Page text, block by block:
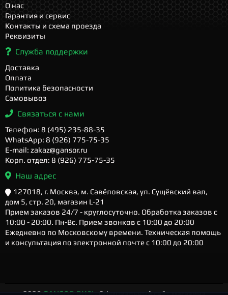
О нас
Гарантия и сервис
Контакты и схема проезда
Реквизиты
Служба поддержки
Доставка
Оплата
Политика безопасности
Самовывоз
Связаться с нами
Телефон: 8 (495) 235-88-35
WhatsApp: 8 (926) 775-75-35
E-mail: zakaz@gansor.ru
Корп. отдел: 8 (926) 775-75-35
Наш адрес
127018, г. Москва, м. Савёловская, ул. Сущёвский вал,
дом 5, стр. 20, магазин L-21
Прием заказов 24/7 - круглосуточно. Обработка заказов с
10:00 - 20:00. Пн-Вс. Прием звонков с 10:00 до 20:00
Ежедневно по Московскому времени. Техническая помощь
и консультация по электронной почте с 10:00 до 20:00